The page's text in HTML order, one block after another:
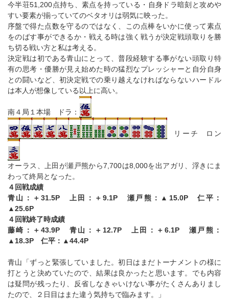
今半荘51,200点持ち、素点を持っている・自身ドラ暗刻と攻めや
すい要素が揃っていてのベタオリは弱気に映った。
序盤で得た点数を守るのではなく、この点棒をいかに使って素点
をのばす事ができるか・戦える時は強く戦うが決定戦頭取りを勝
ち切る戦い方と私は考える。
決定戦は初である青山にとって、普段経験する事がない頭取り特
有の思考・優勝が見え始めた時の猛烈なプレッシャーと自分自身
との闘いなど、初決定戦での乗り越えなければならないハードル
は本人が想像している以上に高い。
南４局１本場 ドラ：
リーチ ロン
オーラス、上田が瀬戸熊から7,700は8,000を出アガリ、浮きにま
わって終局となった。
４回戦成績
青山：＋31.5P 上田：＋9.1P 瀬戸熊：▲15.0P 仁平：
▲25.6P
４回戦終了時成績
藤崎：＋43.9P 青山：＋12.7P 上田：＋6.1P 瀬戸熊：
▲18.3P 仁平：▲44.4P
青山「ずっと緊張していました。初日はまだトーナメントの様に
打とうと決めていたので、結果は良かったと思います。でも内容
は疑問が残ったり、反省しなきゃいけない事がたくさんありまし
たので、２日目はまた違う気持ちで臨みます。」